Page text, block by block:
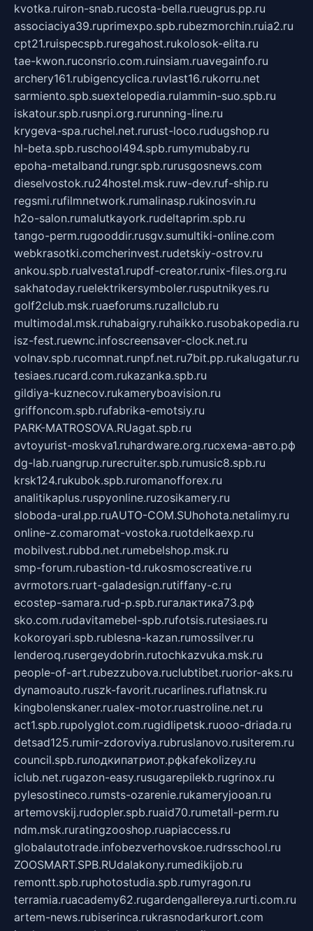
kvotka.ruiron-snab.rucosta-bella.rueugrus.pp.ru
associaciya39.ruprimexpo.spb.rubezmorchin.ruia2.ru
cpt21.ruispecspb.ruregahost.rukolosok-elita.ru
tae-kwon.ruconsrio.com.ruinsiam.ruavegainfo.ru
archery161.rubigencyclica.ruvlast16.rukorru.net
sarmiento.spb.suextelopedia.rulammin-suo.spb.ru
iskatour.spb.rusnpi.org.rurunning-line.ru
krygeva-spa.ruchel.net.rurust-loco.rudugshop.ru
hl-beta.spb.ruschool494.spb.rumymubaby.ru
epoha-metalband.rungr.spb.rurusgosnews.com
dieselvostok.ru24hostel.msk.ruw-dev.ruf-ship.ru
regsmi.rufilmnetwork.rumalinasp.rukinosvin.ru
h2o-salon.rumalutkayork.rudeltaprim.spb.ru
tango-perm.rugooddir.rusgv.sumultiki-online.com
webkrasotki.comcherinvest.rudetskiy-ostrov.ru
ankou.spb.rualvesta1.rupdf-creator.runix-files.org.ru
sakhatoday.ruelektrikersymboler.rusputnikyes.ru
golf2club.msk.ruaeforums.ruzallclub.ru
multimodal.msk.ruhabaigry.ruhaikko.rusobakopedia.ru
isz-fest.ruewnc.infoscreensaver-clock.net.ru
volnav.spb.rucomnat.runpf.net.ru7bit.pp.rukalugatur.ru
tesiaes.rucard.com.rukazanka.spb.ru
gildiya-kuznecov.rukameryboavision.ru
griffoncom.spb.rufabrika-emotsiy.ru
PARK-MATROSOVA.RUagat.spb.ru
avtoyurist-moskva1.ruhardware.org.ruсхема-авто.рф
dg-lab.ruangrup.rurecruiter.spb.rumusic8.spb.ru
krsk124.rukubok.spb.ruromanofforex.ru
analitikaplus.ruspyonline.ruzosikamery.ru
sloboda-ural.pp.ruAUTO-COM.SUhohota.netalimy.ru
online-z.comaromat-vostoka.ruotdelkaexp.ru
mobilvest.rubbd.net.rumebelshop.msk.ru
smp-forum.rubastion-td.rukosmoscreative.ru
avrmotors.ruart-galadesign.rutiffany-c.ru
ecostep-samara.rud-p.spb.ruгалактика73.рф
sko.com.rudavitamebel-spb.rufotsis.rutesiaes.ru
kokoroyari.spb.rublesna-kazan.rumossilver.ru
lenderoq.rusergeydobrin.rutochkazvuka.msk.ru
people-of-art.rubezzubova.ruclubtibet.ruorior-aks.ru
dynamoauto.ruszk-favorit.rucarlines.ruflatnsk.ru
kingbolenskaner.rualex-motor.ruastroline.net.ru
act1.spb.rupolyglot.com.rugidlipetsk.ruooo-driada.ru
detsad125.rumir-zdoroviya.rubruslanovo.rusiterem.ru
council.spb.ruлодкипатриот.рфkafekolizey.ru
iclub.net.rugazon-easy.rusugarepilekb.rugrinox.ru
pylesostineco.rumsts-ozarenie.rukameryjooan.ru
artemovskij.rudopler.spb.ruaid70.rumetall-perm.ru
ndm.msk.ruratingzooshop.ruapiaccess.ru
globalautotrade.infobezverhovskoe.rudrsschool.ru
ZOOSMART.SPB.RUdalakony.rumedikijob.ru
remontt.spb.ruphotostudia.spb.rumyragon.ru
terramia.ruacademy62.rugardengallereya.rurti.com.ru
artem-news.rubiserinca.rukrasnodarkurort.com